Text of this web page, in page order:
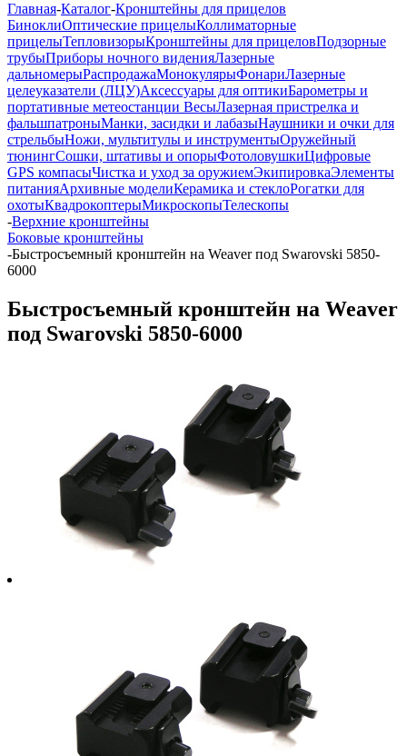
Главная-Каталог-Кронштейны для прицелов
БиноклиОптические прицелыКоллиматорные
прицелыТепловизорыКронштейны для прицеловПодзорные
трубыПриборы ночного виденияЛазерные
дальномерыРаспродажаМонокулярыФонариЛазерные
целеуказатели (ЛЦУ)Аксессуары для оптикиБарометры и
портативные метеостанции ВесыЛазерная пристрелка и
фальшпатроныМанки, засидки и лабазыНаушники и очки для
стрельбыНожи, мультитулы и инструментыОружейный
тюнингСошки, штативы и опорыФотоловушкиЦифровые
GPS компасыЧистка и уход за оружиемЭкипировкаЭлементы
питанияАрхивные моделиКерамика и стеклоРогатки для
охотыКвадрокоптерыМикроскопыТелескопы
-Верхние кронштейны
Боковые кронштейны
-Быстросъемный кронштейн на Weaver под Swarovski 5850-
6000
Быстросъемный кронштейн на Weaver
под Swarovski 5850-6000